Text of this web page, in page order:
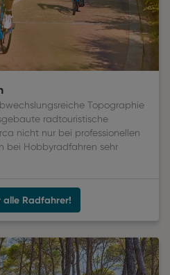
Topographie
radtouristische
nicht nur bei professionellen
bei Hobbyradfahren sehr
alle Radfahrer!